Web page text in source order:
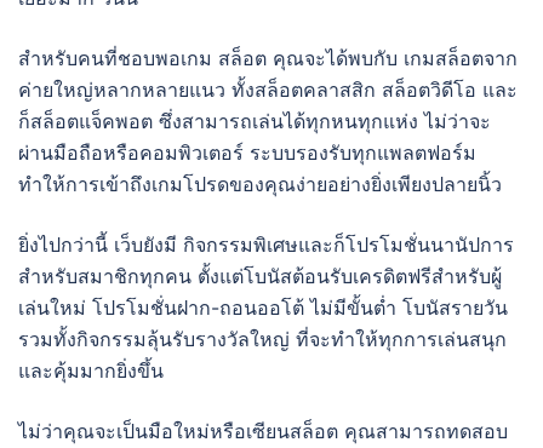
สำหรับคนที่ชอบพอเกม สล็อต คุณจะได้พบกับ เกมสล็อตจาก
ค่ายใหญ่หลากหลายแนว ทั้งสล็อตคลาสสิก สล็อตวิดีโอ และ
ก็สล็อตแจ็คพอต ซึ่งสามารถเล่นได้ทุกหนทุกแห่ง ไม่ว่าจะ
ผ่านมือถือหรือคอมพิวเตอร์ ระบบรองรับทุกแพลตฟอร์ม
ทำให้การเข้าถึงเกมโปรดของคุณง่ายอย่างยิ่งเพียงปลายนิ้ว
ยิ่งไปกว่านี้ เว็บยังมี กิจกรรมพิเศษและก็โปรโมชั่นนานัปการ
สำหรับสมาชิกทุกคน ตั้งแต่โบนัสต้อนรับเครดิตฟรีสำหรับผู้
เล่นใหม่ โปรโมชั่นฝาก-ถอนออโต้ ไม่มีขั้นต่ำ โบนัสรายวัน
รวมทั้งกิจกรรมลุ้นรับรางวัลใหญ่ ที่จะทำให้ทุกการเล่นสนุก
และคุ้มมากยิ่งขึ้น
ไม่ว่าคุณจะเป็นมือใหม่หรือเซียนสล็อต คุณสามารถทดสอบ